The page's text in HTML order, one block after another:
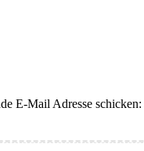
E-Mail Adresse schicken: